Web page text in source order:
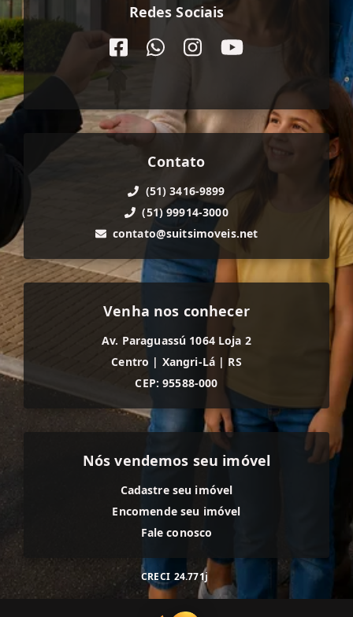
Redes Sociais
Contato
(51) 3416-9899
(51) 99914-3000
contato@suitsimoveis.net
Venha nos conhecer
Av. Paraguassú 1064 Loja 2
Centro | Xangri-Lá | RS
CEP: 95588-000
Nós vendemos seu imóvel
Cadastre seu imóvel
Encomende seu imóvel
Fale conosco
CRECI 24.771j